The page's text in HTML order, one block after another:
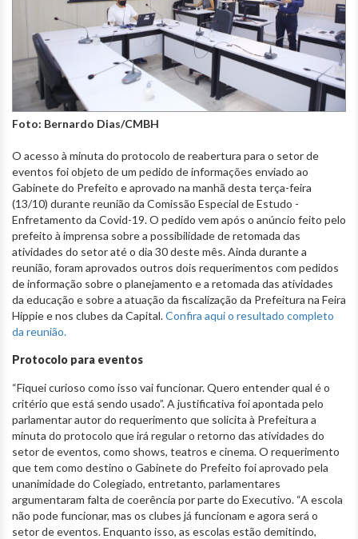
Foto: Bernardo Dias/CMBH
O acesso à minuta do protocolo de reabertura para o setor de
eventos foi objeto de um pedido de informações enviado ao
Gabinete do Prefeito e aprovado na manhã desta terça-feira
(13/10) durante reunião da Comissão Especial de Estudo -
Enfretamento da Covid-19. O pedido vem após o anúncio feito pelo
prefeito à imprensa sobre a possibilidade de retomada das
atividades do setor até o dia 30 deste mês. Ainda durante a
reunião, foram aprovados outros dois requerimentos com pedidos
de informação sobre o planejamento e a retomada das atividades
da educação e sobre a atuação da fiscalização da Prefeitura na Feira
Hippie e nos clubes da Capital.Confira aqui o resultado completo
da reunião.
Protocolo para eventos
“Fiquei curioso como isso vai funcionar. Quero entender qual é o
critério que está sendo usado”. A justificativa foi apontada pelo
parlamentar autor do requerimento que solicita à Prefeitura a
minuta do protocolo que irá regular o retorno das atividades do
setor de eventos, como shows, teatros e cinema. O requerimento
que tem como destino o Gabinete do Prefeito foi aprovado pela
unanimidade do Colegiado, entretanto, parlamentares
argumentaram falta de coerência por parte do Executivo. “A escola
não pode funcionar, mas os clubes já funcionam e agora será o
setor de eventos. Enquanto isso, as escolas estão demitindo,